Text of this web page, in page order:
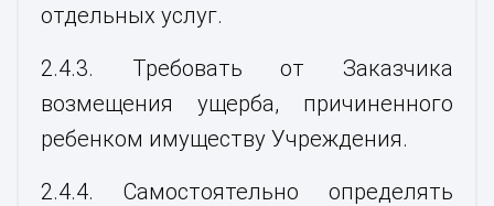
отдельных услуг.
2.4.3. Требовать от Заказчика
возмещения ущерба, причиненного
ребенком имуществу Учреждения.
2.4.4. Самостоятельно определять